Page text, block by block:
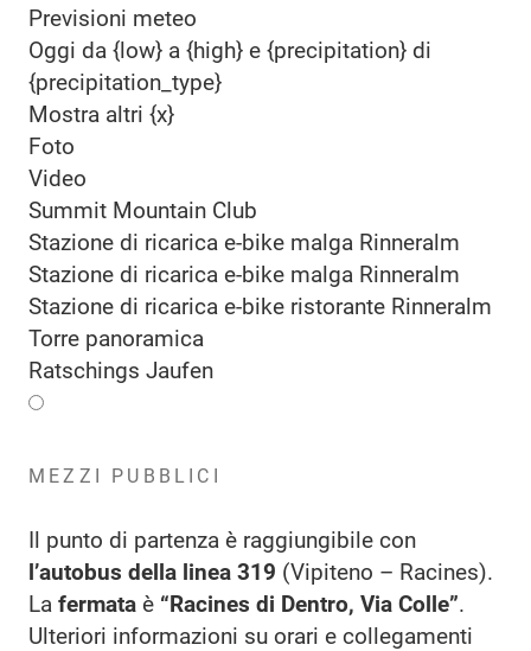
Previsioni meteo
Oggi da {low} a {high} e {precipitation} di
{precipitation_type}
Mostra altri {x}
Foto
Video
Summit Mountain Club
Stazione di ricarica e-bike malga Rinneralm
Stazione di ricarica e-bike malga Rinneralm
Stazione di ricarica e-bike ristorante Rinneralm
Torre panoramica
Ratschings Jaufen
MEZZI PUBBLICI
Il punto di partenza è raggiungibile con
l’autobus della linea 319 (Vipiteno – Racines).
La fermata è “Racines di Dentro, Via Colle”.
Ulteriori informazioni su orari e collegamenti